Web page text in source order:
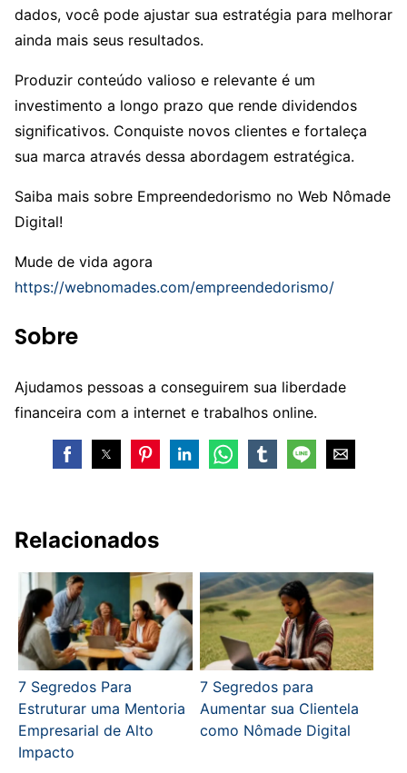
dados, você pode ajustar sua estratégia para melhorar
ainda mais seus resultados.
Produzir conteúdo valioso e relevante é um
investimento a longo prazo que rende dividendos
significativos. Conquiste novos clientes e fortaleça
sua marca através dessa abordagem estratégica.
Saiba mais sobre Empreendedorismo no Web Nômade
Digital!
Mude de vida agora
https://webnomades.com/empreendedorismo/
Sobre
Ajudamos pessoas a conseguirem sua liberdade
financeira com a internet e trabalhos online.
Relacionados
7 Segredos Para
Estruturar uma Mentoria
Empresarial de Alto
Impacto
7 Segredos para
Aumentar sua Clientela
como Nômade Digital